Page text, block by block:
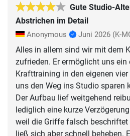
Gute Studio-
Abstrichen im Detail
Anonymous Juni 2026 (K-
Alles in allem sind wir mit dem
zufrieden. Er ermöglicht uns
Krafttraining in den eigenen
uns den Weg ins Studio sparen
​Der Aufbau lief weitgehend
lediglich eine kurze
weil die Griffe falsch
ließ sich aber schnell beheben.